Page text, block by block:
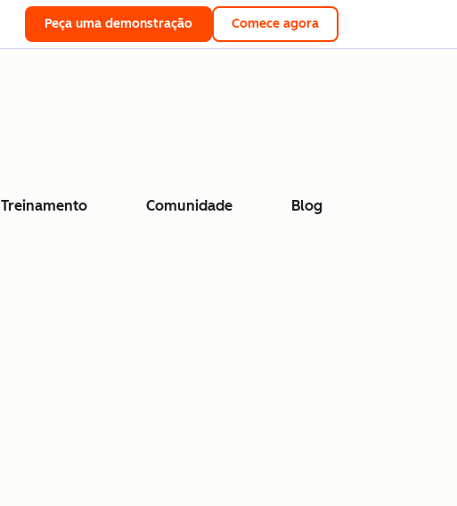
Peça uma demonstração Comece agora
Treinamento Comunidade Blog